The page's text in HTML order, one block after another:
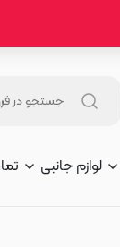
لوازم جانبی